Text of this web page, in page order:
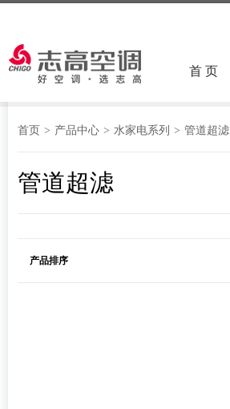
首 页
首页 > 产品中心 > 水家电系列 > 管道超滤
管道超滤
产品排序